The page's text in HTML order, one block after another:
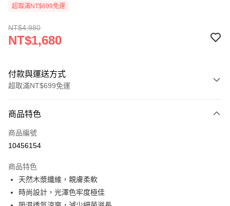
超取滿NT$699免運
NT$4,980
NT$1,680
付款與運送方式
超取滿NT$699免運
信用卡一次付款
信用卡分期付款
合作金庫商業銀行
華南商業銀行
上海商業儲蓄銀行
國泰世華商業銀行
超商取貨付款
LINE Pay
商品特色
商品編號
10456154
商品特色
天然木漿纖維，親膚柔軟
時尚設計，光澤色牢度極佳